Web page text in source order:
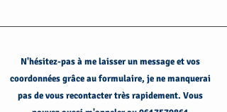
N'hésitez-pas à me laisser un message et vos
coordonnées grâce au formulaire, je ne manquerai
pas de vous recontacter très rapidement. Vous